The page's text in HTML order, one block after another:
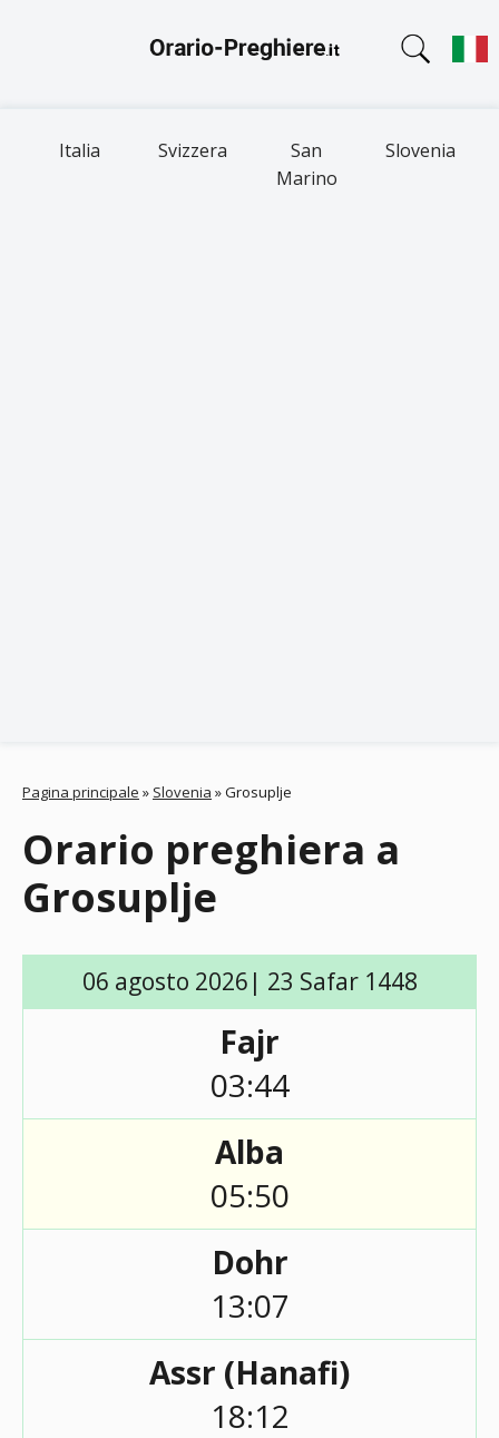
Italia Svizzera
San
Marino
Slovenia
Pagina principale » Slovenia »Grosuplje
Orario preghiera a
Grosuplje
06 agosto 2026| 23 Safar 1448
Fajr
03:44
Alba
05:50
Dohr
13:07
Assr (Hanafi)
18:12